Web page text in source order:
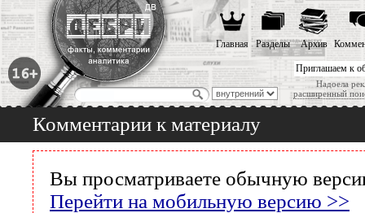
Приглашаем к
Надоела
расширенный
Главная Разделы Архив
Комментарии к материалу
Вы просматриваете обычную
Перейти на мобильную версию >>